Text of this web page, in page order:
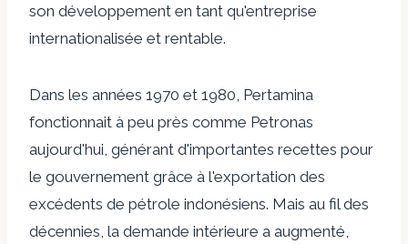
son développement en tant qu'entreprise
internationalisée et rentable.
Dans les années 1970 et 1980, Pertamina
fonctionnait à peu près comme Petronas
aujourd'hui, générant d'importantes recettes pour
le gouvernement grâce à l'exportation des
excédents de pétrole indonésiens. Mais au fil des
décennies, la demande intérieure a augmenté,